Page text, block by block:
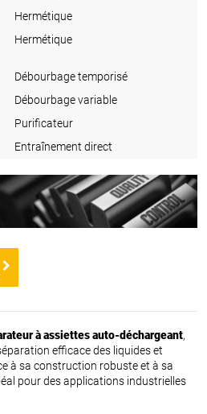
Hermétique
Hermétique
Débourbage temporisé
Débourbage variable
Purificateur
Entraînement direct
à assiettes auto-déchargeant,
efficace des liquides et
à sa construction robuste et à sa
pour des applications industrielles